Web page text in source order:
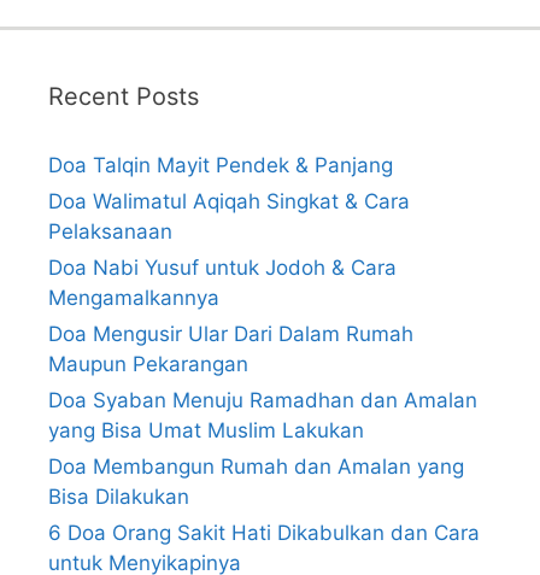
Recent Posts
Doa Talqin Mayit Pendek & Panjang
Doa Walimatul Aqiqah Singkat & Cara
Pelaksanaan
Doa Nabi Yusuf untuk Jodoh & Cara
Mengamalkannya
Doa Mengusir Ular Dari Dalam Rumah
Maupun Pekarangan
Doa Syaban Menuju Ramadhan dan Amalan
yang Bisa Umat Muslim Lakukan
Doa Membangun Rumah dan Amalan yang
Bisa Dilakukan
6 Doa Orang Sakit Hati Dikabulkan dan Cara
untuk Menyikapinya